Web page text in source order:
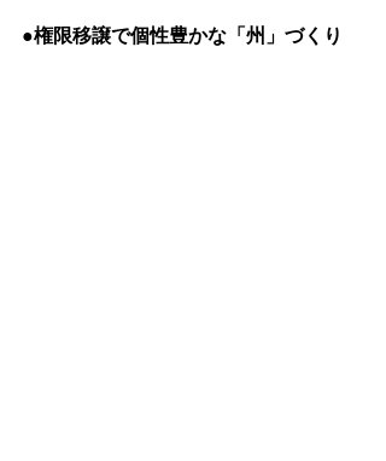
●権限移譲で個性豊かな「州」づくり